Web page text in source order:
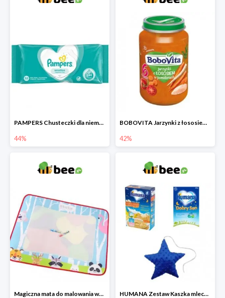
PAMPERS Chusteczki dla niemowląt Sensitive
44%
BOBOVITA Jarzynki z łososiem w pomidorach
42%
Magiczna mata do malowania wodą HUMANA Zestaw Kaszka mleczna + Mleko następne po 6. miesiącu + poduszka Gratis